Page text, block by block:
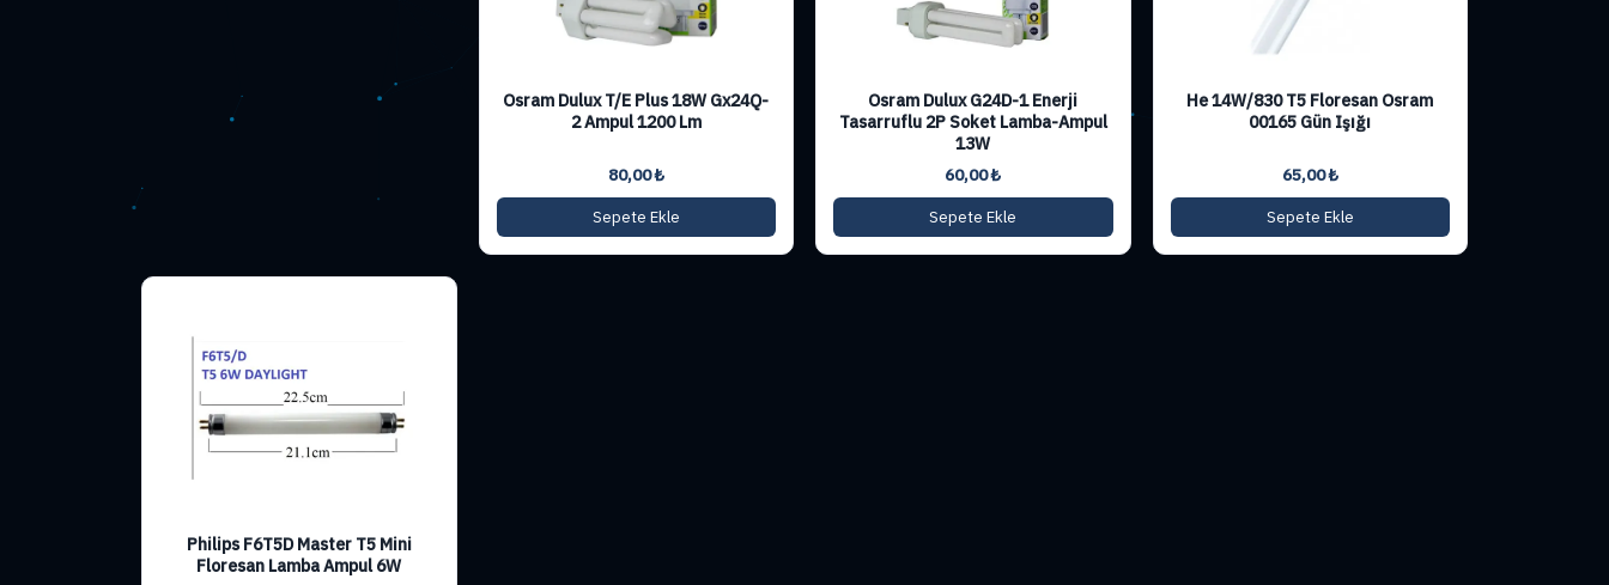
Osram Dulux T/E Plus 18W Gx24Q-
2 Ampul 1200 Lm
80,00₺
Sepete Ekle
Osram Dulux G24D-1 Enerji
Tasarruflu 2P Soket Lamba-Ampul
13W
60,00₺
Sepete Ekle
He 14W/830 T5 Floresan Osram
00165 Gün Işığı
65,00₺
Sepete Ekle
Philips F6T5D Master T5 Mini
Floresan Lamba Ampul 6W